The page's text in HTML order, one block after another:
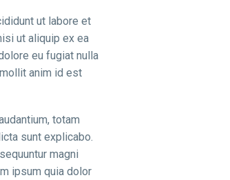
ut labore et
ut aliquip ex ea
eu fugiat nulla
anim id est
totam
sunt explicabo.
magni
ipsum quia dolor